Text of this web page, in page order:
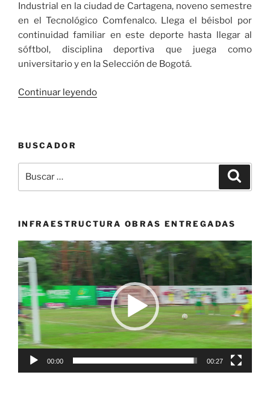
Industrial en la ciudad de Cartagena, noveno semestre
en el Tecnológico Comfenalco. Llega el béisbol por
continuidad familiar en este deporte hasta llegar al
sóftbol, disciplina deportiva que juega como
universitario y en la Selección de Bogotá.
Continuar leyendo«El
una
sus
pasiones «
BUSCADOR
por:
INFRAESTRUCTURA OBRAS ENTREGADAS
Reproductor
de
vídeo
00:00 00:27